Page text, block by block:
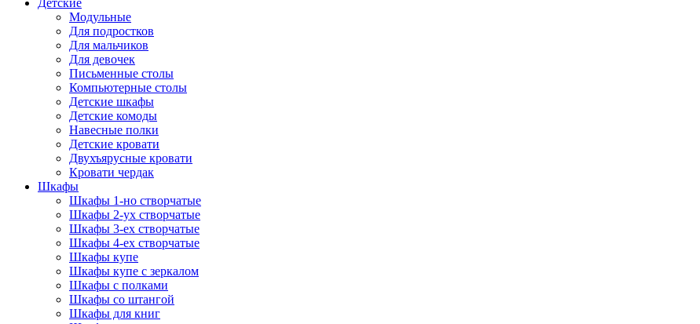
Детские
Модульные
Для подростков
Для мальчиков
Для девочек
Письменные столы
Компьютерные столы
Детские шкафы
Детские комоды
Навесные полки
Детские кровати
Двухъярусные кровати
Кровати чердак
Шкафы
Шкафы 1-но створчатые
Шкафы 2-ух створчатые
Шкафы 3-ех створчатые
Шкафы 4-ех створчатые
Шкафы купе
Шкафы купе с зеркалом
Шкафы с полками
Шкафы со штангой
Шкафы для книг